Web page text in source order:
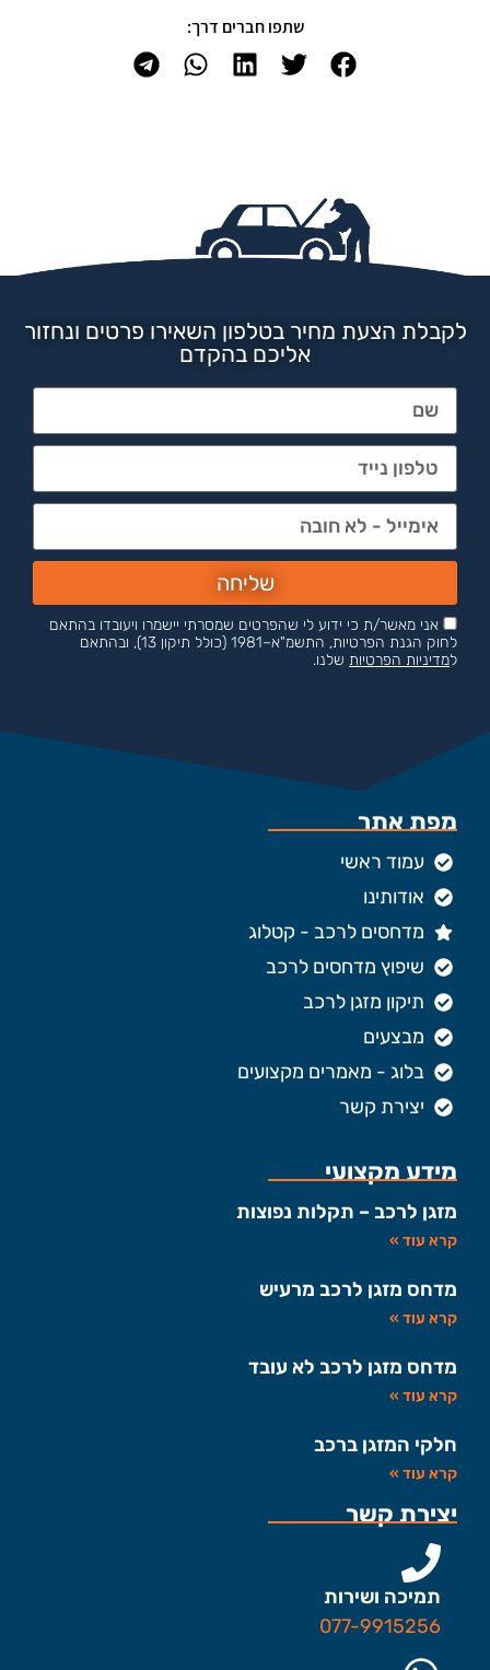
שתפו חברים דרך:
לקבלת הצעת מחיר בטלפון השאירו פרטים ונחזור
אליכם בהקדם
אני מאשר/ת כי ידוע לי שהפרטים שמסרתי יישמרו ויעובדו בהתאם
לחוק הגנת הפרטיות, התשמ"א–1981 (כולל תיקון 13), ובהתאם
למדיניות הפרטיות שלנו.
שליחה
מפת אתר
עמוד ראשי
אודותינו
מדחסים לרכב - קטלוג
שיפוץ מדחסים לרכב
תיקון מזגן לרכב
מבצעים
בלוג - מאמרים מקצועים
יצירת קשר
מידע מקצועי
מזגן לרכב – תקלות נפוצות
קרא עוד »
מדחס מזגן לרכב מרעיש
קרא עוד »
מדחס מזגן לרכב לא עובד
קרא עוד »
חלקי המזגן ברכב
קרא עוד »
יצירת קשר
תמיכה ושירות
077-9915256